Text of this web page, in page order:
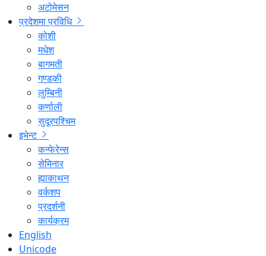
अटोमेसन
प्रदेशमा प्रविधि
कोशी
मधेश
बागमती
गण्डकी
लुम्बिनी
कर्णाली
सुदूरपश्चिम
इभेन्ट
कन्फेरेन्स
सेमिनार
ह्याकाथन
वर्कशप
प्रदर्शनी
कार्यक्रम
English
Unicode